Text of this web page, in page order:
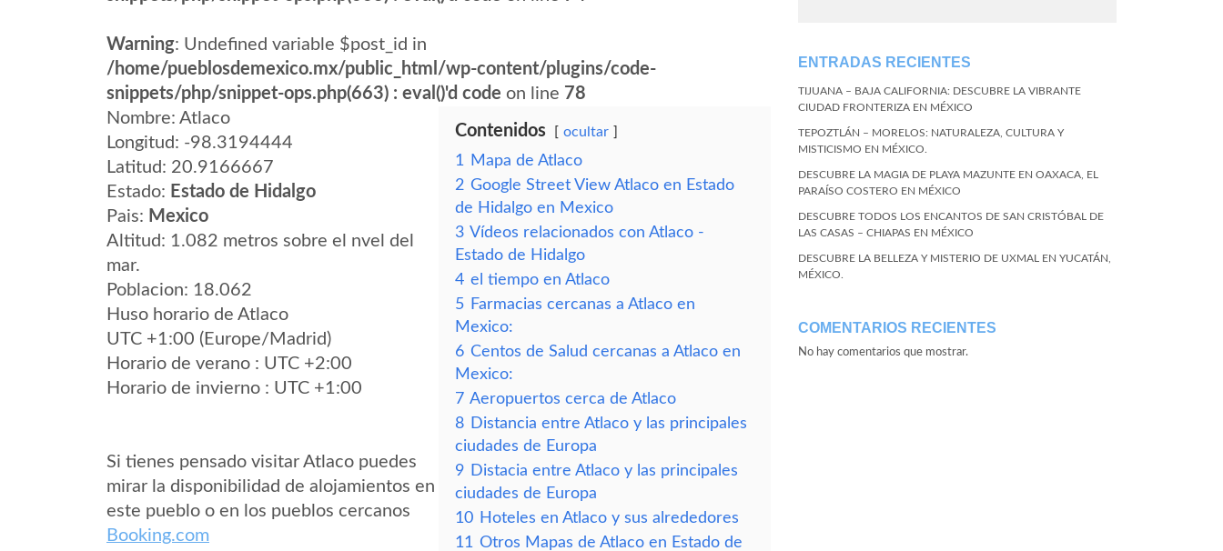
Warning: Undefined variable $post_id in
/home/pueblosdemexico.mx/public_html/wp-content/plugins/code-
snippets/php/snippet-ops.php(663) : eval()'d code on line 78
Nombre: Atlaco
Longitud: -98.3194444
Latitud: 20.9166667
Estado: Estado de Hidalgo
Pais: Mexico
Altitud: 1.082 metros sobre el nvel del
mar.
Poblacion: 18.062
Huso horario de Atlaco
UTC +1:00 (Europe/Madrid)
Horario de verano : UTC +2:00
Horario de invierno : UTC +1:00
Si tienes pensado visitar Atlaco puedes
mirar la disponibilidad de alojamientos en
este pueblo o en los pueblos cercanos
Booking.com
Contenidos ocultar
1
Mapa de Atlaco
2 Google Street View Atlaco en Estado
de Hidalgo en Mexico
3 Vídeos relacionados con Atlaco -
Estado de Hidalgo
4 el tiempo en Atlaco
5 Farmacias cercanas a Atlaco en
Mexico:
6 Centos de Salud cercanas a Atlaco en
Mexico:
7 Aeropuertos cerca de Atlaco
8 Distancia entre Atlaco y las principales
ciudades de Europa
9 Distacia entre Atlaco y las principales
ciudades de Europa
10 Hoteles en Atlaco y sus alrededores
11 Otros Mapas de Atlaco en Estado de
ENTRADAS RECIENTES
TIJUANA – BAJA CALIFORNIA: DESCUBRE LA VIBRANTE
CIUDAD FRONTERIZA EN MÉXICO
TEPOZTLÁN – MORELOS: NATURALEZA, CULTURA Y
MISTICISMO EN MÉXICO.
DESCUBRE LA MAGIA DE PLAYA MAZUNTE EN OAXACA, EL
PARAÍSO COSTERO EN MÉXICO
DESCUBRE TODOS LOS ENCANTOS DE SAN CRISTÓBAL DE
LAS CASAS – CHIAPAS EN MÉXICO
DESCUBRE LA BELLEZA Y MISTERIO DE UXMAL EN YUCATÁN,
MÉXICO.
COMENTARIOS RECIENTES
No hay comentarios que mostrar.